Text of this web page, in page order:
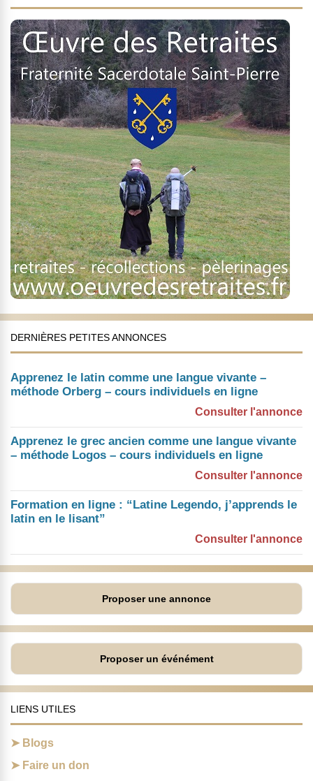
DERNIÈRES PETITES ANNONCES
Apprenez le latin comme une langue vivante –
méthode Orberg – cours individuels en ligne
Consulter l'annonce
Apprenez le grec ancien comme une langue vivante
– méthode Logos – cours individuels en ligne
Consulter l'annonce
Formation en ligne : “Latine Legendo, j’apprends le
latin en le lisant”
Consulter l'annonce
Proposer une annonce
Proposer un événément
LIENS UTILES
Blogs
Faire un don